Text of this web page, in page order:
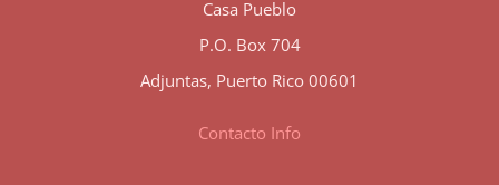
Casa Pueblo
P.O. Box 704
Adjuntas, Puerto Rico 00601
Contacto Info